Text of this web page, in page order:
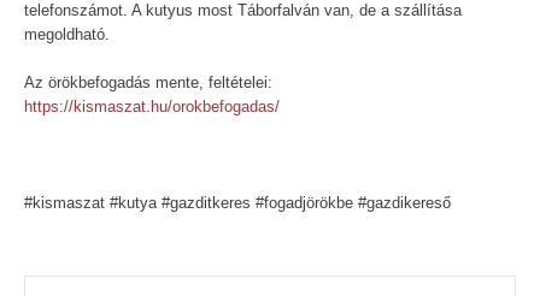
telefonszámot. A kutyus most Táborfalván van, de a szállítása
megoldható.
Az örökbefogadás mente, feltételei:
https://kismaszat.hu/orokbefogadas/
#kismaszat #kutya #gazditkeres #fogadjörökbe #gazdikereső